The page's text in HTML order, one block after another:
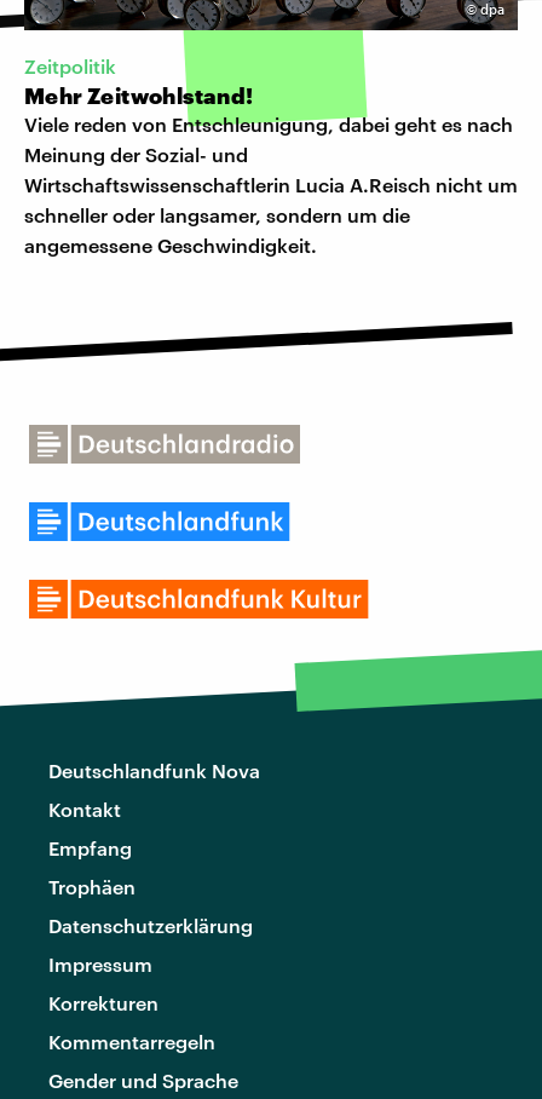
©dpa
Zeitpolitik
Mehr Zeitwohlstand!
Viele reden von Entschleunigung, dabei geht es nach
Meinung der Sozial- und
Wirtschaftswissenschaftlerin Lucia A.Reisch nicht um
schneller oder langsamer, sondern um die
angemessene Geschwindigkeit.
Deutschlandfunk Nova
Kontakt
Empfang
Trophäen
Datenschutzerklärung
Impressum
Korrekturen
Kommentarregeln
Gender und Sprache